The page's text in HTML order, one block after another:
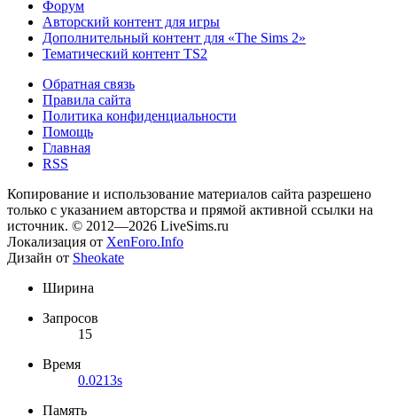
Форум
Авторский контент для игры
Дополнительный контент для «The Sims 2»
Тематический контент TS2
Обратная связь
Правила сайта
Политика конфиденциальности
Помощь
Главная
RSS
Копирование и использование материалов сайта разрешено
только с указанием авторства и прямой активной ссылки на
источник. © 2012—2026 LiveSims.ru
Локализация от XenForo.Info
Дизайн от Sheokate
Ширина
Запросов
15
Время
0.0213s
Память